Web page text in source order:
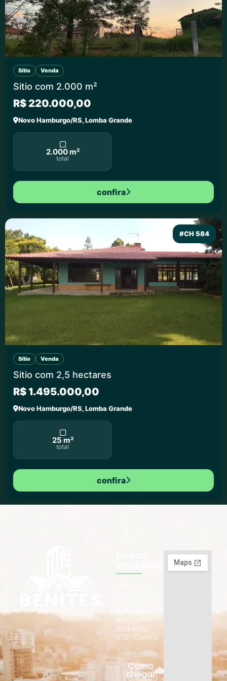
Sítio Venda
Sitio com 2.000 m²
R$ 220.000,00
Novo Hamburgo/RS, Lomba Grande
2.000 m²
total
confira
#CH 584
Sítio Venda
Sitio com 2,5 hectares
R$ 1.495.000,00
Novo Hamburgo/RS, Lomba Grande
25 m²
total
confira
dos
Andradas,
410 - Centro.
Como
chegar